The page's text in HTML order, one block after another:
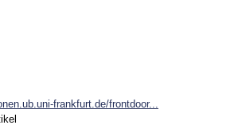
frankfurt.de/frontdoor...